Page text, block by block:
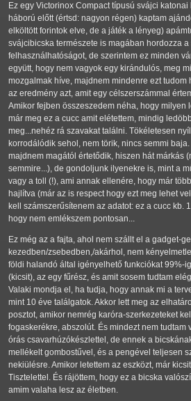
Ez egy Victorinox Compact típusú svájci katonai
háború előtt (értsd: nagyon régen) kaptam
elköltött forintok elve, de a játék a lényeg)
svájcibicska természete is magában hordozza a
felhasználhatóságot, de szerintem ez minden
együtt, hogy nem vagyok egy kirándulós, meg
mozgalmak híve, majdnem mindenre ezt tudom
az eredmény azt, amit egy célszerszámmal
Amikor fejben összeszedem néha, hogy milyen
már meg ez a cucc amit elétettem, mindig
meg...nehéz rá szavakat találni. Tökéletesen
korrodálódik sehol, nem törik, nincs semmi
majdnem magától értetődik, hiszen hát márkás
semmire...), de gondoljunk ilyenekre is, mint a
vagy a toll (!), ami annak ellenére, hogy már
hajlítva (már az is respect hogy ezt meg lehet
kell számszerűsítenem az adatot: ez a cucc kb.
hogy nem emlékszem pontosan...
Ez még az a fajta, ahol nem szállt el a gadget-
kezedben/zsebedben,/akárhol, nem
földi halandó által igényelhető funkciókat 99%-
(kicsit), az egy fűrész, és amit sosem tudtam
Valaki mondja el, ha tudja, hogy annak mi a
mint 10 éve találgatok. Akkor lett meg az
posztot, amikor nemrég karóra-szerkezeteket
fogaskerékre, abszolút. És mindezt nem tudtam
órás csavarhúzókészlettel, de ennek a
mellékelt gombostűvel, és a pengével teljesen
nekiülésre. Amikor letettem az eszközt, már
Tisztelettel. És rájöttem, hogy ez a bicska
amim valaha lesz az életben.